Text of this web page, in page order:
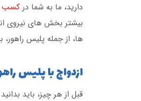
دارید، ما به شما در کسب
بیشتر بخش های نیروی
ها، از جمله پلیس
ازدواج با پلیس
قبل از هر چیز، باید